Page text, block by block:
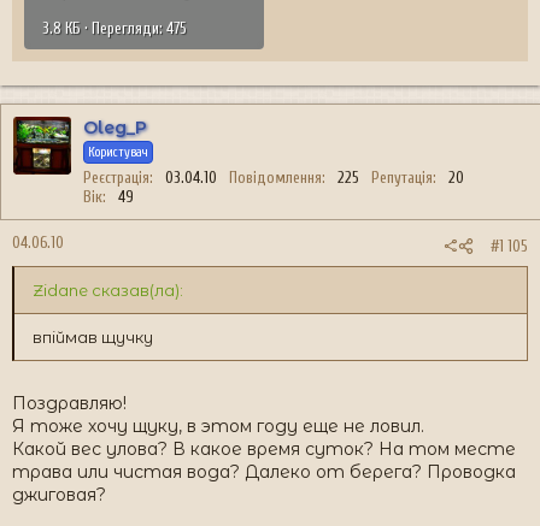
3.8 КБ · Перегляди: 475
Oleg_P
Користувач
Реєстрація 03.04.10 Повідомлення 225 Репутація
20
Вік
49
04.06.10 #1 105
Zidane сказав(ла):
впіймав щучку
Поздравляю!
Я тоже хочу щуку, в этом году еще не ловил.
Какой вес улова? В какое время суток? На том месте
трава или чистая вода? Далеко от берега? Проводка
джиговая?